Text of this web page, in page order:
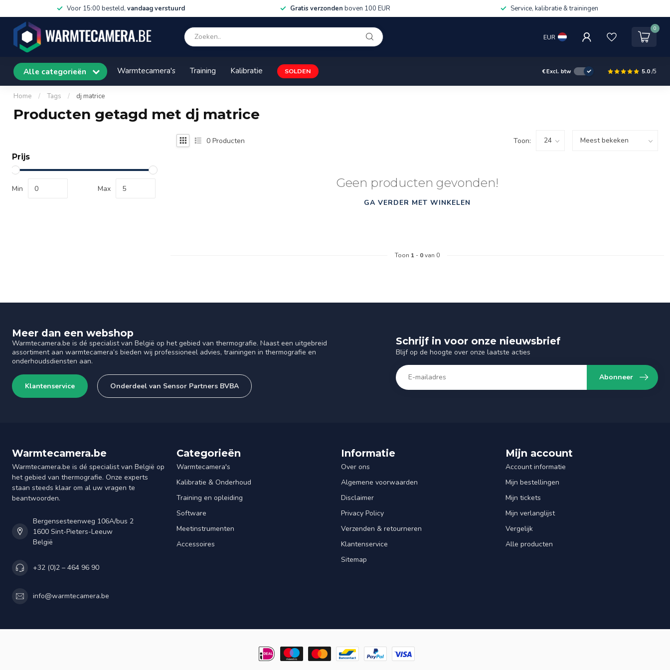
Voor 15:00 besteld, vandaag verstuurd Gratis verzonden boven 100 EUR Service, kalibratie & trainingen
EUR
0
Alle categorieën Warmtecamera's Training Kalibratie SOLDEN €Excl. btw 5.0/5
Home / Tags / dj matrice
Producten getagd met dj matrice
Prijs
Min Max
0 Producten Toon:
Geen producten gevonden!
GA VERDER MET WINKELEN
Toon 1 - 0van 0
Meer dan een webshop
Warmtecamera.be is dé specialist van België op het gebied van thermografie. Naast een uitgebreid
assortiment aan warmtecamera’s bieden wij professioneel advies, trainingen in thermografie en
onderhoudsdiensten aan.
Klantenservice Onderdeel van Sensor Partners BVBA
Schrijf in voor onze nieuwsbrief
Blijf op de hoogte over onze laatste acties
Abonneer
Warmtecamera.be
Warmtecamera.be is dé specialist van België op
het gebied van thermografie. Onze experts
staan steeds klaar om al uw vragen te
beantwoorden.
Bergensesteenweg 106A/bus 2
1600 Sint-Pieters-Leeuw
België
+32 (0)2 – 464 96 90
info@warmtecamera.be
Categorieën
Warmtecamera's
Kalibratie & Onderhoud
Training en opleiding
Software
Meetinstrumenten
Accessoires
Informatie
Over ons
Algemene voorwaarden
Disclaimer
Privacy Policy
Verzenden & retourneren
Klantenservice
Sitemap
Mijn account
Account informatie
Mijn bestellingen
Mijn tickets
Mijn verlanglijst
Vergelijk
Alle producten